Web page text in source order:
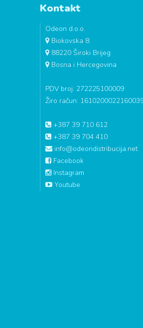
Kontakt
Odeon d.o.o.
Biokovska 8.
88220 Široki Brijeg
Bosna i Hercegovina
PDV broj: 272225100009
Žiro račun:
+387 39 710 612
+387 39 704 410
info@odeondistribucija.net
Facebook
Instagram
Youtube